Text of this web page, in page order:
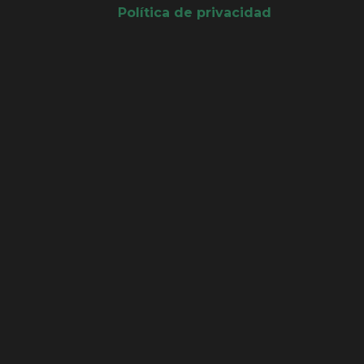
Política de privacidad